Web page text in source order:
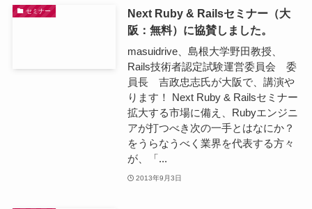
セミナー
Next Ruby & Railsセミナー（大
阪：無料）に協賛しました。
masuidrive、島根大学野田教授、
Rails技術者認定試験運営委員会 委
員長 吉政忠志氏が大阪で、講演や
ります！ Next Ruby & Railsセミナー
拡大する市場に備え、Rubyエンジニ
アが打つべき次の一手とはなにか？
をうらなうべく業界を代表する方々
が、「...
2013年9月3日